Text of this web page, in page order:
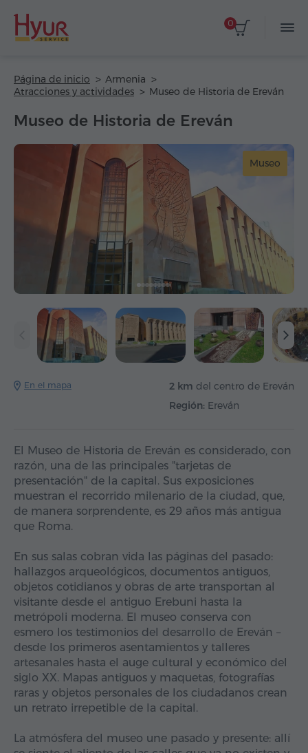
0
Página de inicio
Armenia
Atracciones y actividades
Museo de Historia de Ereván
Museo de Historia de Ereván
Museo
En el mapa 2 km del centro de Ereván
Región: Ereván
El Museo de Historia de Ereván es considerado, con
razón, una de las principales "tarjetas de
presentación" de la capital. Sus exposiciones
muestran el recorrido milenario de la ciudad, que,
de manera sorprendente, es 29 años más antigua
que Roma.
En sus salas cobran vida las páginas del pasado:
hallazgos arqueológicos, documentos antiguos,
objetos cotidianos y obras de arte transportan al
visitante desde el antiguo Erebuni hasta la
metrópoli moderna. El museo conserva con
esmero los testimonios del desarrollo de Ereván –
desde los primeros asentamientos y talleres
artesanales hasta el auge cultural y económico del
siglo XX. Mapas antiguos y maquetas, fotografías
raras y objetos personales de los ciudadanos crean
un retrato irrepetible de la capital.
La atmósfera del museo une pasado y presente: allí